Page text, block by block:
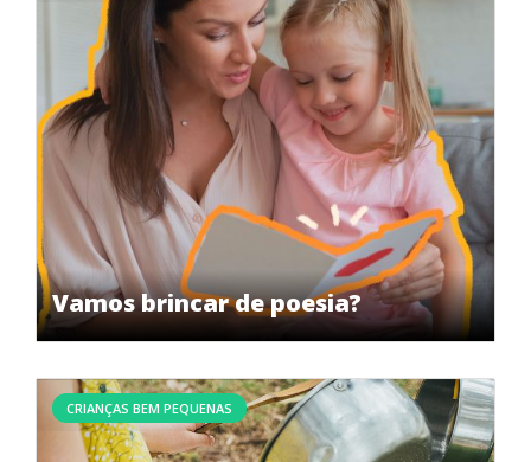
Vamos brincar de poesia?
CRIANÇAS BEM PEQUENAS